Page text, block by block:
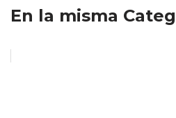
En la misma